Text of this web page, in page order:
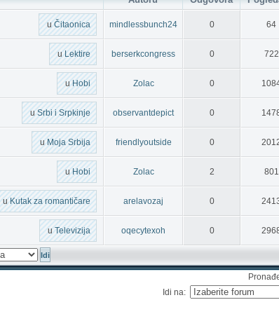
uČitaonica mindlessbunch24 0 64
uLektire berserkcongress 0 722
uHobi Zolac 0
uSrbi i Srpkinje observantdepict 0
uMoja Srbija friendlyoutside 0
uHobi Zolac 2 801
uKutak za romantičare arelavozaj 0
uTelevizija oqecytexoh 0
Idi na: